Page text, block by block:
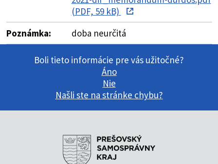
(PDF, 59 kB)
Poznámka:
doba neurčitá
Boli tieto informácie pre vás užitočné?
Áno
Nie
Našli ste na stránke chybu?